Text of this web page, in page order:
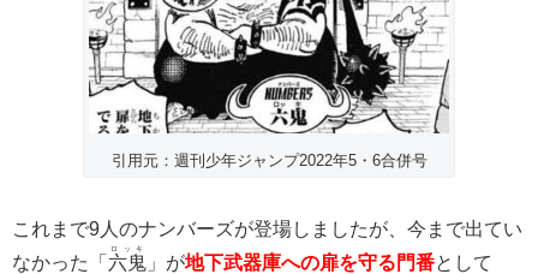
引用元：週刊少年ジャンプ2022年5・6合併号
これまで9人のナンバーズが登場しましたが、今まで出てい
なかった「 六鬼
ロッキ
」が地下武器庫への扉を守る門番として